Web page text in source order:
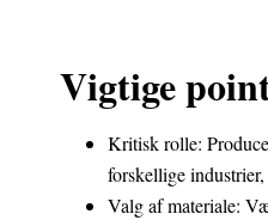
Vigtige
Kritisk rolle:
forskellige
Valg af materiale: